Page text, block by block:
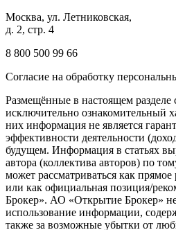
Москва, ул. Летниковская,
д. 2, стр. 4
8 800 500 99 66
Согласие на обработку
Размещённые в настоящем разделе
исключительно ознакомительный
них информация не является
эффективности деятельности
будущем. Информация в статьях
автора (коллектива авторов) по
может рассматриваться как
или как официальная позиция/
Брокер». АО «Открытие Брокер» не
использование информации,
также за возможные убытки от